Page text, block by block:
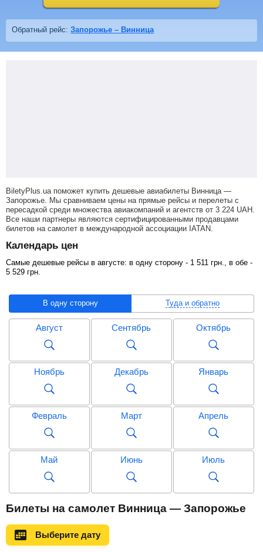
Обратный рейс: Запорожье – Винница
BiletyPlus.ua поможет купить дешевые авиабилеты Винница —
Запорожье. Мы сравниваем цены на прямые рейсы и перелеты с
пересадкой среди множества авиакомпаний и агентств от 3 224 UAH
Все наши партнеры являются сертифицированными продавцами
билетов на самолет в международной ассоциации IATAN.
Календарь цен
Самые дешевые рейсы в августе: в одну сторону - 1 511 грн ., в обе -
5 529 грн
В одну сторону Туда и обратно
Август Сентябрь Октябрь
Ноябрь Декабрь Январь
Февраль Март Апрель
Май Июнь Июль
Сентябрь
Ноябрь
Билеты на самолет Винница — Запорожье
Выберите дату